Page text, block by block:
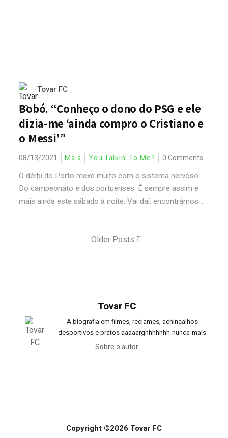
Tovar FC
Bobó. “Conheço o dono do PSG e ele
dizia-me ‘ainda compro o Cristiano e
o Messi'”
08/13/2021 Mais You Talkin' To Me? 0 Comments
O dérbi do Porto mexe muito com o sistema nervoso.
Do campeonato e dos portuenses. É sempre assim e
mais ainda este sábado à noite. Vai daí, encontrámos...
Older Posts
Tovar FC
A biografia em filmes, reclames, achincalhos
desportivos e pratos aaaaarghhhhhhh-nunca-mais
Sobre o autor
Copyright ©2026 Tovar FC